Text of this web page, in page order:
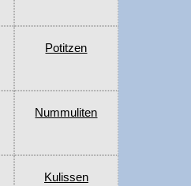
Potitzen
Nummuliten
Kulissen